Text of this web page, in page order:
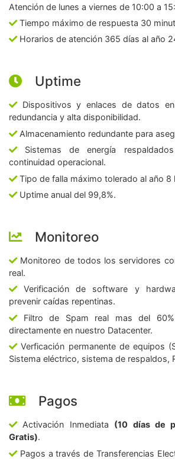
Atención de lunes a viernes de 10:00 a
Tiempo máximo de respuesta 30
Horarios de atención 365 días al año
Uptime
Dispositivos y enlaces de datos en
redundancia y alta disponibilidad.
Almacenamiento redundante para
Sistemas de energía
continuidad operacional.
Tipo de falla máximo tolerado al año 8
Uptime anual del 99,8%.
Monitoreo
Monitoreo de todos los servidores
real.
Verificación de software y
prevenir caídas repentinas.
Filtro de Spam real mas del
directamente en nuestro Datacenter.
Verficación permanente de equipos
Sistema eléctrico, sistema de respaldos,
Pagos
Activación Inmediata (10 días de
Gratis).
Pagos a través de Transferencias